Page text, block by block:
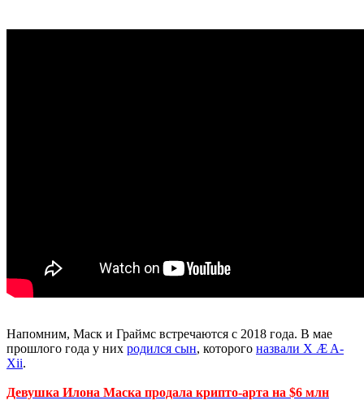
Напомним, Маск и Граймс встречаются с 2018 года. В мае
прошлого года у них родился сын, которого назвали X Æ A-
Xii.
Девушка Илона Маска продала крипто-арта на $6 млн